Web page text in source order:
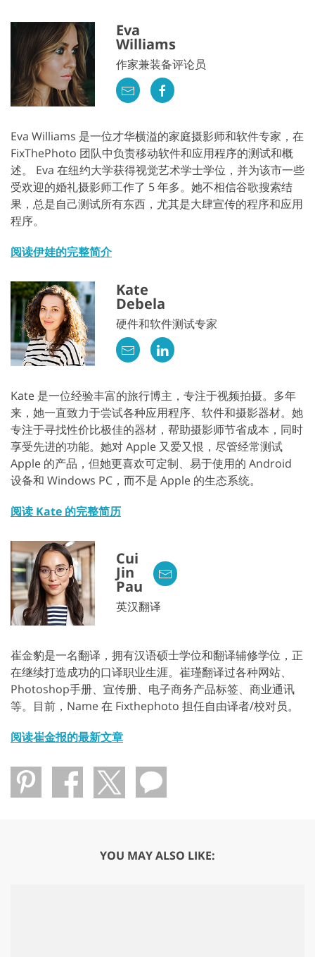
Eva
Williams
作家兼装备评论员
Eva Williams 是一位才华横溢的家庭摄影师和软件专家，在
FixThePhoto 团队中负责移动软件和应用程序的测试和概
述。 Eva 在纽约大学获得视觉艺术学士学位，并为该市一些
受欢迎的婚礼摄影师工作了 5 年多。她不相信谷歌搜索结
果，总是自己测试所有东西，尤其是大肆宣传的程序和应用
程序。
阅读伊娃的完整简介
Kate
Debela
硬件和软件测试专家
Kate 是一位经验丰富的旅行博主，专注于视频拍摄。多年
来，她一直致力于尝试各种应用程序、软件和摄影器材。她
专注于寻找性价比极佳的器材，帮助摄影师节省成本，同时
享受先进的功能。她对 Apple 又爱又恨，尽管经常测试
Apple 的产品，但她更喜欢可定制、易于使用的 Android
设备和 Windows PC，而不是 Apple 的生态系统。
阅读 Kate 的完整简历
Cui
Jin
Pau
英汉翻译
崔金豹是一名翻译，拥有汉语硕士学位和翻译辅修学位，正
在继续打造成功的口译职业生涯。崔瑾翻译过各种网站、
Photoshop手册、宣传册、电子商务产品标签、商业通讯
等。目前，Name 在 Fixthephoto 担任自由译者/校对员。
阅读崔金报的最新文章
YOU MAY ALSO LIKE: